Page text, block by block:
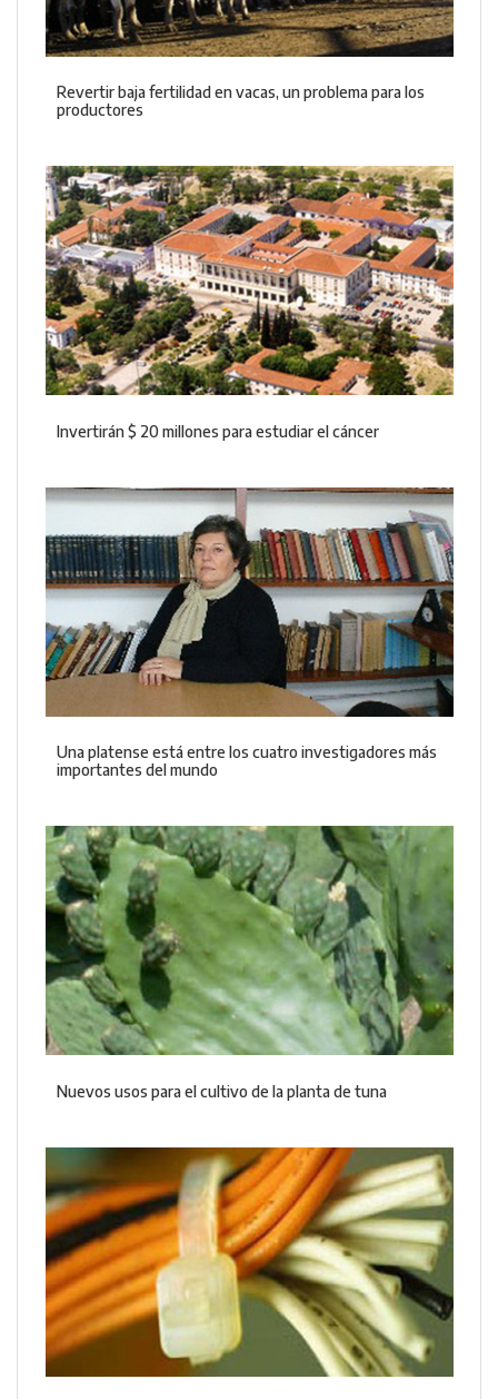
Revertir baja fertilidad en vacas, un problema para los
productores
Invertirán $ 20 millones para estudiar el cáncer
Una platense está entre los cuatro investigadores más
importantes del mundo
Nuevos usos para el cultivo de la planta de tuna